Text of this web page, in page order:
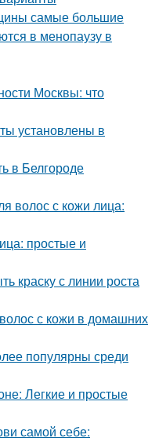
самые большие
в менопаузу в
Москвы: что
установлены в
в Белгороде
волос с кожи лица:
простые и
краску с линии роста
с кожи в домашних
популярны среди
Легкие и простые
самой себе: